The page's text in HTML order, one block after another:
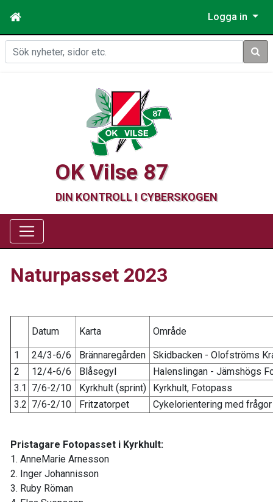
Logga in
Sök
OK Vilse 87
DIN KONTROLL I CYBERSKOGEN
Naturpasset 2023
Datum Karta Område
1 24/3-6/6 Brännaregården
Skidbacken - Olofströms
2
12/4-6/6 Blåsegyl
Halenslingan - Jämshögs
3.1 7/6-2/10 Kyrkhult (sprint)
Kyrkhult, Fotopass
3.2 7/6-2/10 Fritzatorpet Cykelorientering med frågor
Pristagare Fotopasset i Kyrkhult:
1. AnneMarie Arnesson
2. Inger Johannisson
3. Ruby Röman